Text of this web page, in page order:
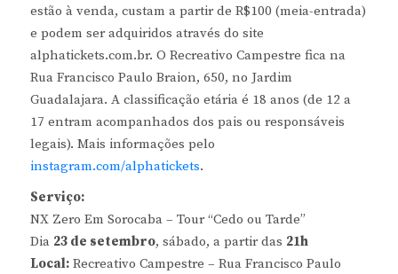
estão à venda, custam a partir de R$100 (meia-entrada)
e podem ser adquiridos através do site
alphatickets.com.br. O Recreativo Campestre fica na
Rua Francisco Paulo Braion, 650, no Jardim
Guadalajara. A classificação etária é 18 anos (de 12 a
17 entram acompanhados dos pais ou responsáveis
legais). Mais informações pelo
instagram.com/alphatickets.
Serviço:
NX Zero Em Sorocaba – Tour “Cedo ou Tarde”
Dia 23 de setembro, sábado, a partir das 21h
Local:Recreativo Campestre – Rua Francisco Paulo